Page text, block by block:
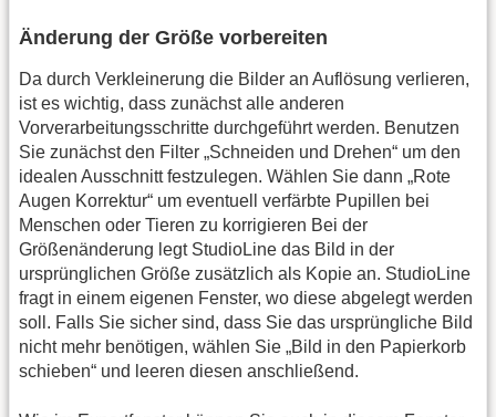
Änderung der Größe vorbereiten
Da durch Verkleinerung die Bilder an Auflösung verlieren,
ist es wichtig, dass zunächst alle anderen
Vorverarbeitungsschritte durchgeführt werden. Benutzen
Sie zunächst den Filter „Schneiden und Drehen“ um den
idealen Ausschnitt festzulegen. Wählen Sie dann „Rote
Augen Korrektur“ um eventuell verfärbte Pupillen bei
Menschen oder Tieren zu korrigieren Bei der
Größenänderung legt StudioLine das Bild in der
ursprünglichen Größe zusätzlich als Kopie an. StudioLine
fragt in einem eigenen Fenster, wo diese abgelegt werden
soll. Falls Sie sicher sind, dass Sie das ursprüngliche Bild
nicht mehr benötigen, wählen Sie „Bild in den Papierkorb
schieben“ und leeren diesen anschließend.